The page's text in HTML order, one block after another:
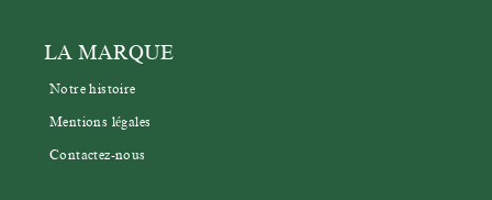
LA MARQUE
Notre histoire
Mentions légales
Contactez-nous